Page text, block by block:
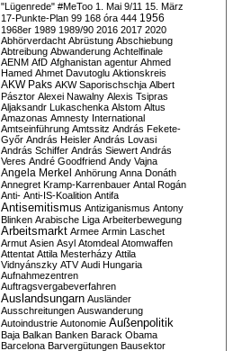
"Lügenrede" #MeToo 1. Mai 9/11 15. März
17-Punkte-Plan 99 168 óra 444 1956
1968er 1989 1989/90 2016 2017 2020
Abhörverdacht Abrüstung Abschiebung
Abtreibung Abwanderung Achtelfinale
AENM AfD Afghanistan agentur Ahmed
Hamed Ahmet Davutoglu Aktionskreis
AKW Paks AKW Saporischschja Albert
Pásztor Alexei Nawalny Alexis Tsipras
Aljaksandr Lukaschenka Alstom Altus
Amazonas Amnesty International
Amtseinführung Amtssitz András Fekete-
Győr András Heisler András Lovasi
András Schiffer András Siewert András
Veres André Goodfriend Andy Vajna
Angela Merkel Anhörung Anna Donáth
Annegret Kramp-Karrenbauer Antal Rogán
Anti- Anti-IS-Koalition Antifa
Antisemitismus Antiziganismus Antony
Blinken Arabische Liga Arbeiterbewegung
Arbeitsmarkt Armee Armin Laschet
Armut Asien Asyl Atomdeal Atomwaffen
Attentat Attila Mesterházy Attila
Vidnyánszky ATV Audi Hungaria
Aufnahmezentren
Auftragsvergabeverfahren
Auslandsungarn Ausländer
Ausschreitungen Auswanderung
Autoindustrie Autonomie Außenpolitik
Baja Balkan Banken Barack Obama
Barcelona Barvergütungen Bausektor